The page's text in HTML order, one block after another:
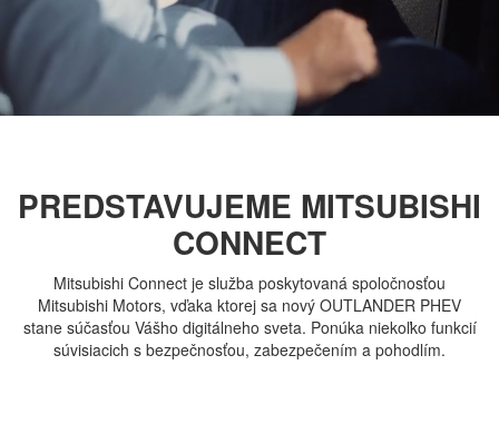
PREDSTAVUJEME MITSUBISHI
CONNECT
Mitsubishi Connect je služba poskytovaná spoločnosťou
Mitsubishi Motors, vďaka ktorej sa nový OUTLANDER PHEV
stane súčasťou Vášho digitálneho sveta. Ponúka niekoľko funkcií
súvisiacich s bezpečnosťou, zabezpečením a pohodlím.